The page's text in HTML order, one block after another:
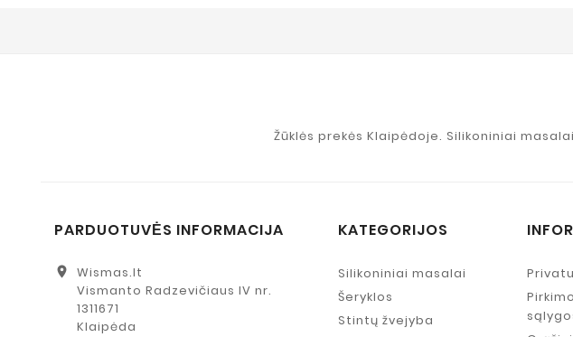
Žūklės prekės Klaipėdoje. Silikoniniai
PARDUOTUVĖS INFORMACIJA
location_on
Wismas.lt
Vismanto Radzevičiaus IV nr.
1311671
Klaipėda
KATEGORIJOS
Silikoniniai masalai
Šeryklos
Stintų žvejyba